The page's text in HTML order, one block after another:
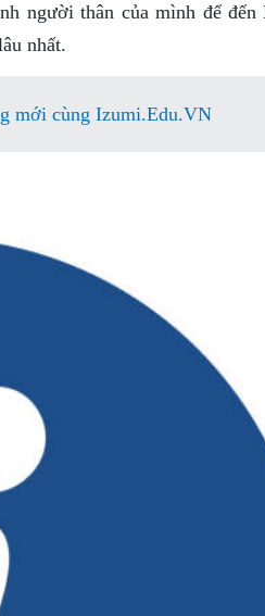
người thân của mình để đến
nhất.
mới cùng Izumi.Edu.VN